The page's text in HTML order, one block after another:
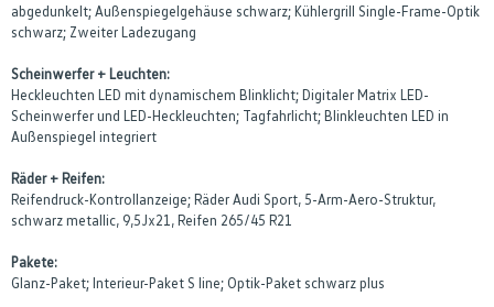
abgedunkelt; Außenspiegelgehäuse schwarz; Kühlergrill Single-Frame-Optik
schwarz; Zweiter Ladezugang
Scheinwerfer + Leuchten:
Heckleuchten LED mit dynamischem Blinklicht; Digitaler Matrix LED-
Scheinwerfer und LED-Heckleuchten; Tagfahrlicht; Blinkleuchten LED in
Außenspiegel integriert
Räder + Reifen:
Reifendruck-Kontrollanzeige; Räder Audi Sport, 5-Arm-Aero-Struktur,
schwarz metallic, 9,5Jx21, Reifen 265/45 R21
Pakete:
Glanz-Paket; Interieur-Paket S line; Optik-Paket schwarz plus